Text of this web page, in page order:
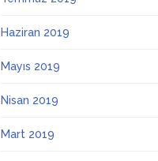
Haziran 2019
Mayıs 2019
Nisan 2019
Mart 2019